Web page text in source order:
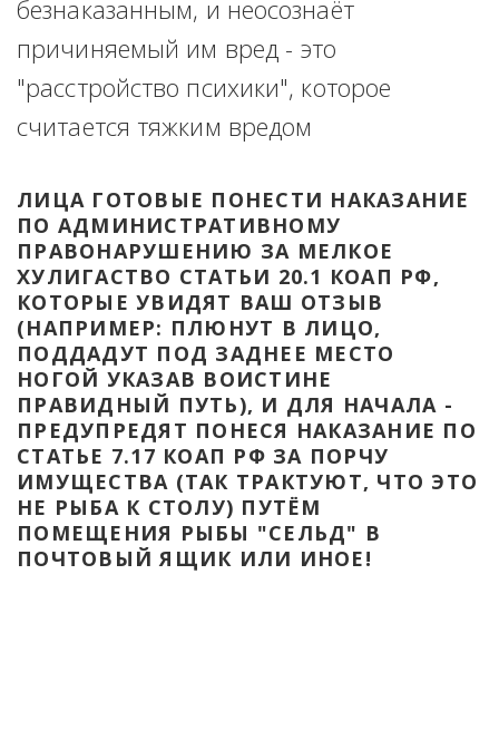
безнаказанным, и неосознаёт
причиняемый им вред - это
"расстройство психики", которое
считается тяжким вредом
ЛИЦА ГОТОВЫЕ ПОНЕСТИ НАКАЗАНИЕ
ПО АДМИНИСТРАТИВНОМУ
ПРАВОНАРУШЕНИЮ ЗА МЕЛКОЕ
ХУЛИГАСТВО СТАТЬИ 20.1 КОАП РФ,
КОТОРЫЕ УВИДЯТ ВАШ ОТЗЫВ
(НАПРИМЕР: ПЛЮНУТ В ЛИЦО,
ПОДДАДУТ ПОД ЗАДНЕЕ МЕСТО
НОГОЙ УКАЗАВ ВОИСТИНЕ
ПРАВИДНЫЙ ПУТЬ), И ДЛЯ НАЧАЛА -
ПРЕДУПРЕДЯТ ПОНЕСЯ НАКАЗАНИЕ ПО
СТАТЬЕ 7.17 КОАП РФ ЗА ПОРЧУ
ИМУЩЕСТВА (ТАК ТРАКТУЮТ, ЧТО ЭТО
НЕ РЫБА К СТОЛУ) ПУТЁМ
ПОМЕЩЕНИЯ РЫБЫ "СЕЛЬД" В
ПОЧТОВЫЙ ЯЩИК ИЛИ ИНОЕ!